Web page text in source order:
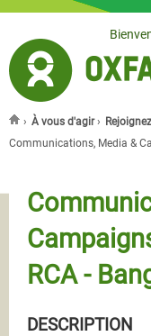
Jump to navigation
Vous êtes ici
› À vous d'agir›
Communications, Media &
RCA -
DESCRIPTION